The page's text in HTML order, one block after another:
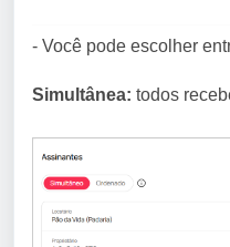
- Você pode escolher
Simultânea: todos